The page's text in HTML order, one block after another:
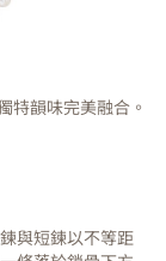
特韻味完美融合。
與短鍊以不等距